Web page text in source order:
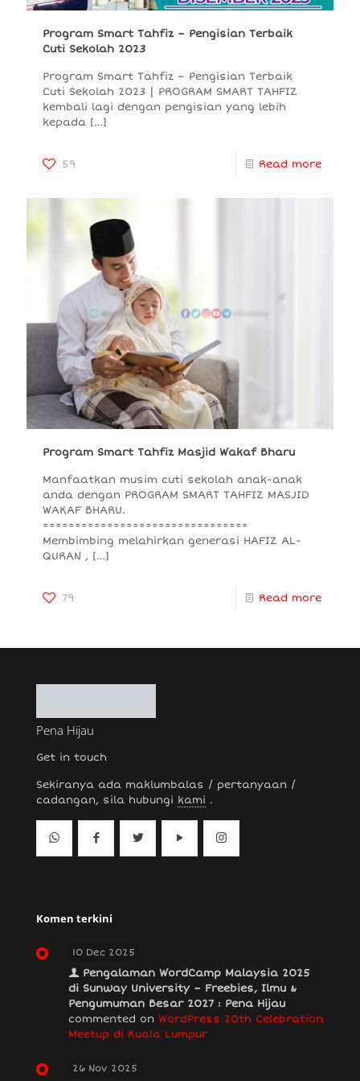
Program Smart Tahfiz – Pengisian Terbaik
Cuti Sekolah 2023
Program Smart Tahfiz – Pengisian Terbaik
Cuti Sekolah 2023 | PROGRAM SMART TAHFIZ
kembali lagi dengan pengisian yang lebih
kepada […]
59 Read more
Program Smart Tahfiz Masjid Wakaf Bharu
Manfaatkan musim cuti sekolah anak-anak
anda dengan PROGRAM SMART TAHFIZ MASJID
WAKAF BHARU.
================================
Membimbing melahirkan generasi HAFIZ AL-
QURAN , […]
79 Read more
Pena Hijau
Get in touch
Sekiranya ada maklumbalas / pertanyaan /
cadangan, sila hubungi kami .
Komen terkini
10 Dec 2025
Pengalaman WordCamp Malaysia 2025
di Sunway University – Freebies, Ilmu &
Pengumuman Besar 2027 : Pena Hijau
commented on WordPress 20th Celebration
Meetup di Kuala Lumpur
26 Nov 2025